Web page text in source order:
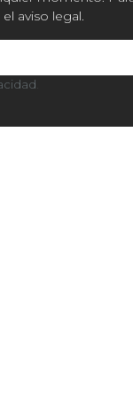
aviso legal.